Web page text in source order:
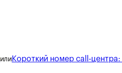
или Короткий номер call-центра: